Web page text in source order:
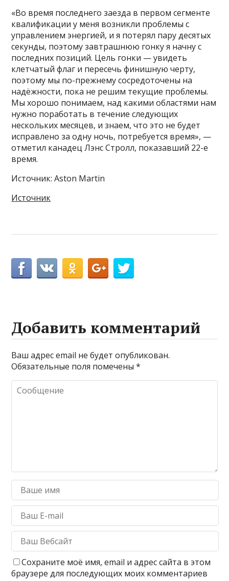
«Во время последнего заезда в первом сегменте
квалификации у меня возникли проблемы с
управлением энергией, и я потерял пару десятых
секунды, поэтому завтрашнюю гонку я начну с
последних позиций. Цель гонки — увидеть
клетчатый флаг и пересечь финишную черту,
поэтому мы по-прежнему сосредоточены на
надёжности, пока не решим текущие проблемы.
Мы хорошо понимаем, над какими областями нам
нужно поработать в течение следующих
нескольких месяцев, и знаем, что это не будет
исправлено за одну ночь, потребуется время», —
отметил канадец Лэнс Стролл, показавший 22-е
время.
Источник: Aston Martin
Источник
Добавить комментарий
Ваш адрес email не будет опубликован.
Обязательные поля помечены*
Сохраните моё имя, email и адрес сайта в этом
браузере для последующих моих комментариев